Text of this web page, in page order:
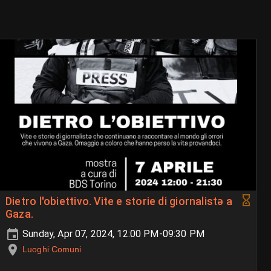
Dietro l'obiettivo. Vite e storie di giornalistǝ a
Gaza.
Sunday, Apr 07, 2024, 12:00 PM-09:30 PM
Luoghi Comuni